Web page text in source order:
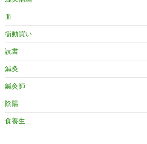
血
衝動買い
読書
鍼灸
鍼灸師
陰陽
食養生